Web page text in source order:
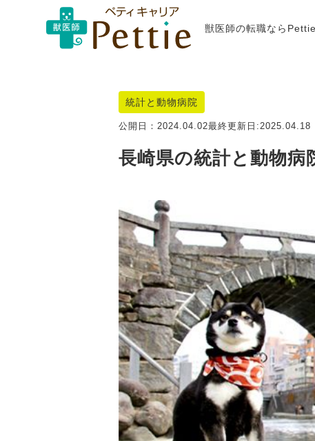
獣医師の転職なら
統計と動物病院
公開日： 2024.04.02最終更新日:2025.04.18
長崎県の統計と動物病